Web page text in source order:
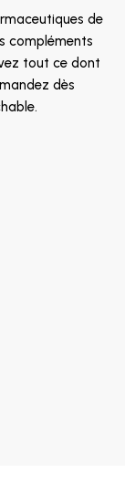
de
compléments
tout ce dont
dès